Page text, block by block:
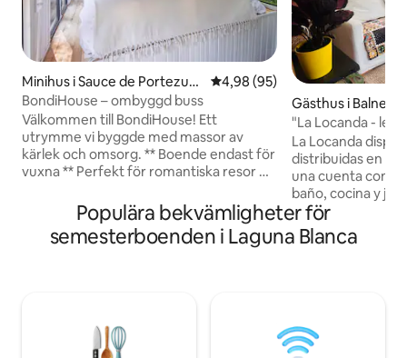
Minihus i Sauce de Portezuel
o
4,98 av 5 i genomsnittligt
4,98 (95)
BondiHouse – ombyggd buss
Välkommen till BondiHouse! Ett
utrymme vi byggde med massor av
kärlek och omsorg. ** Boende endast för
vuxna ** Perfekt för romantiska resor 😍
av, koppla av och njuta av naturens frid
och alla dess bekvämligheter. Vi inbjuder
dig att uppleva en vistelse full av unika
med kärlek så att du känner dig som
hemma... eller ännu bättre. ✨
Gästhus i
Aires
"La Locanda -
La Locanda
distribuidas en un
una cuenta con
baño, cocina y
estufa a leña. Ubicada en una zona
tranquila, rodeada
m de la playa (10 min
térmico y calidez
hay 1 🐕 y 3 🐈)
Populära bekvämligheter för
semesterboenden i Laguna Blanca